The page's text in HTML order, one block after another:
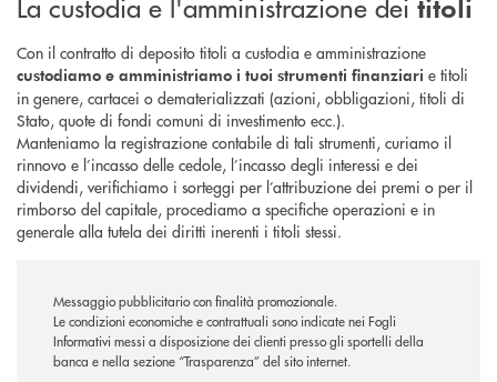
titoli
Con il contratto di deposito titoli a custodia e amministrazione
custodiamo e amministriamo i tuoi strumenti finanziari e titoli
in genere, cartacei o dematerializzati (azioni, obbligazioni, titoli di
Stato, quote di fondi comuni di investimento ecc.).
Manteniamo la registrazione contabile di tali strumenti, curiamo il
rinnovo e l’incasso delle cedole, l’incasso degli interessi e dei
dividendi, verifichiamo i sorteggi per l’attribuzione dei premi o per il
rimborso del capitale, procediamo a specifiche operazioni e in
generale alla tutela dei diritti inerenti i titoli stessi.
Messaggio pubblicitario con finalità promozionale.
Le condizioni economiche e contrattuali sono indicate nei Fogli
Informativi messi a disposizione dei clienti presso gli sportelli della
banca e nella sezione “Trasparenza” del sito internet.